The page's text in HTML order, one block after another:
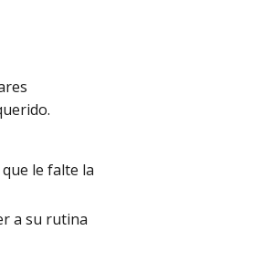
le falte la
a su rutina